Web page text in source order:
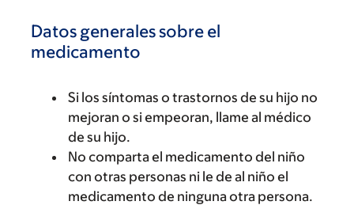
Datos generales sobre el
medicamento
Si los síntomas o trastornos de su hijo no
mejoran o si empeoran, llame al médico
de su hijo.
No comparta el medicamento del niño
con otras personas ni le de al niño el
medicamento de ninguna otra persona.